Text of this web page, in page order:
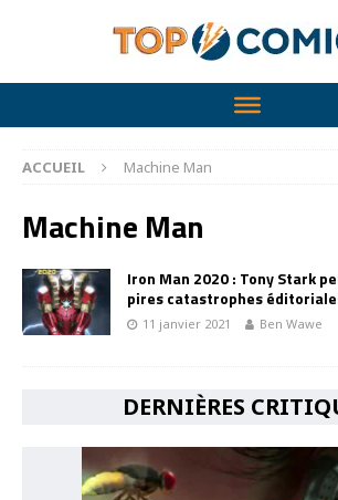
ACCUEIL Machine Man
Machine Man
Iron Man 2020 : Tony Stark
pires catastrophes
11 janvier 2021 Ben Wawe
DERNIÈRES